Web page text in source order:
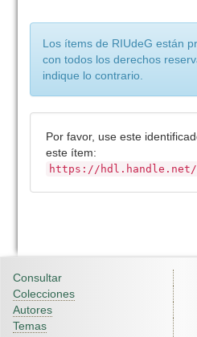
Los ítems de RIUdeG están
con todos los derechos
indique lo contrario.
Por favor, use este
este ítem:
https://hdl.handle.net/
Consultar
Colecciones
Autores
Temas